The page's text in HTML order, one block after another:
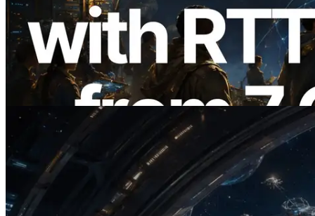
ERPC расширяет Solana Leader Slot
API измерением ping из 7 глобальных
регионов — также запущен Validators
Information API